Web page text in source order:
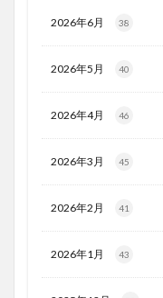
2026年6月 38
2026年5月 40
2026年4月 46
2026年3月 45
2026年2月 41
2026年1月 43